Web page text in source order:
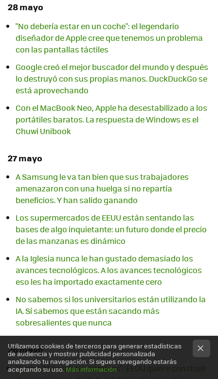
28 mayo
"No debería estar en un coche": el legendario
diseñador de Apple cree que tenemos un problema
con las pantallas táctiles
Google creó el mejor buscador del mundo y después
lo destruyó con sus propias manos. DuckDuckGo se
está aprovechando
Con el MacBook Neo, Apple ha desestabilizado a los
portátiles baratos. La respuesta de Windows es el
Chuwi Unibook
27 mayo
A Samsung le va tan bien que sus trabajadores
amenazaron con una huelga si no repartía
beneficios. Y han salido ganando
Los supermercados de EEUU están sentando las
bases de algo inquietante: un futuro donde el precio
de las manzanas es dinámico
A la Iglesia nunca le han gustado demasiado los
avances tecnológicos. A los avances tecnológicos
eso les ha importado exactamente cero
No sabemos si los universitarios están utilizando la
IA. Sí sabemos que están sacando más
sobresalientes que nunca
26 mayo
"Como 23 bombas atómicas": EEUU quiere construir
Utilizamos cookies de terceros para generar estadísticas
de audiencia y mostrar publicidad personalizada
analizando tu navegación. Si sigues navegando estarás
aceptando su uso.Más información